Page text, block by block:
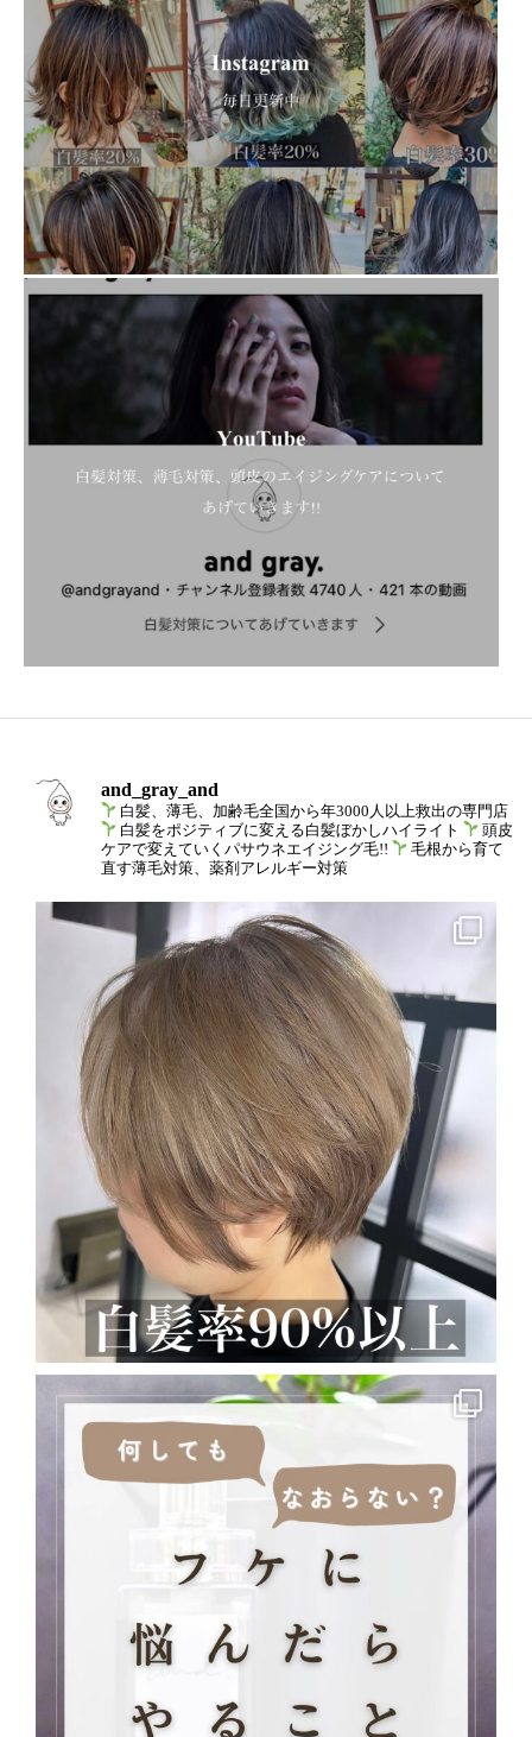
and_gray_and
白髪、薄毛、加齢毛全国から年3000人以上救出の専門店
白髪をポジティブに変える白髪ぼかしハイライト
頭皮
ケアで変えていくパサウネエイジング毛!!
毛根から育て
直す薄毛対策、薬剤アレルギー対策